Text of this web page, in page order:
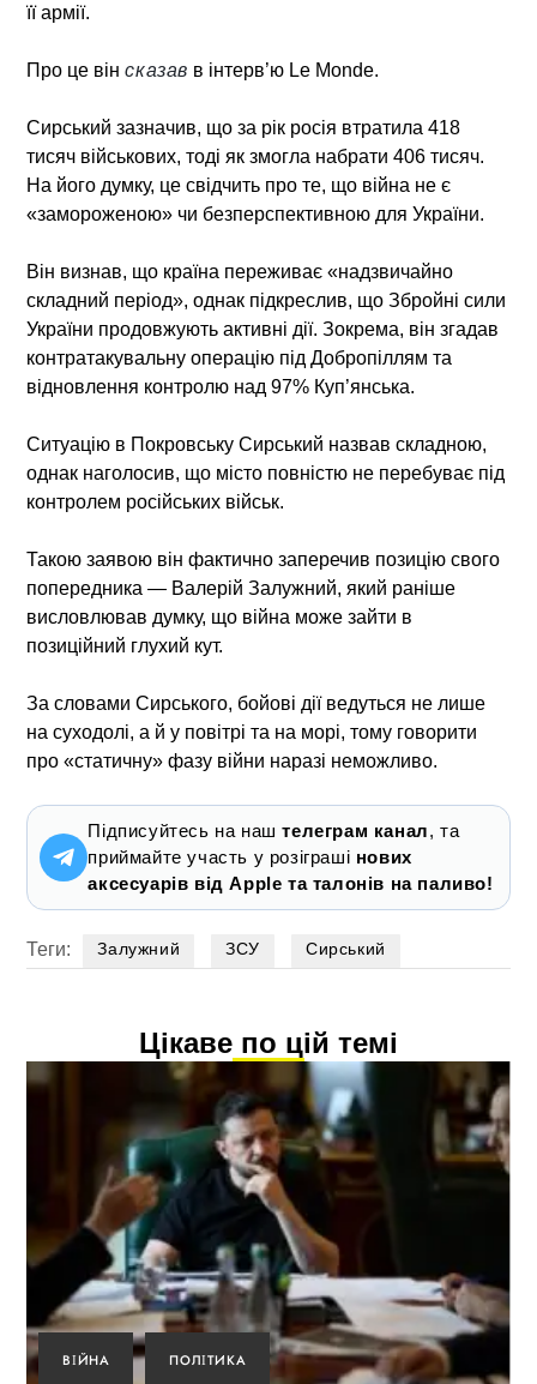
її армії.
Про це вінсказав в інтерв’ю Le Monde.
Сирський зазначив, що за рік росія втратила 418
тисяч військових, тоді як змогла набрати 406 тисяч.
На його думку, це свідчить про те, що війна не є
«замороженою» чи безперспективною для України.
Він визнав, що країна переживає «надзвичайно
складний період», однак підкреслив, що Збройні сили
України продовжують активні дії. Зокрема, він згадав
контратакувальну операцію під Добропіллям та
відновлення контролю над 97% Куп’янська.
Ситуацію в Покровську Сирський назвав складною,
однак наголосив, що місто повністю не перебуває під
контролем російських військ.
Такою заявою він фактично заперечив позицію свого
попередника — Валерій Залужний, який раніше
висловлював думку, що війна може зайти в
позиційний глухий кут.
За словами Сирського, бойові дії ведуться не лише
на суходолі, а й у повітрі та на морі, тому говорити
про «статичну» фазу війни наразі неможливо.
Підписуйтесь на наштелеграм канал, та
приймайте участь у розіграші нових
аксесуарів від Apple та талонів на паливо!
Теги: Залужний ЗСУ Сирський
Цікаве по цій темі
ВІЙНА ПОЛІТИКА